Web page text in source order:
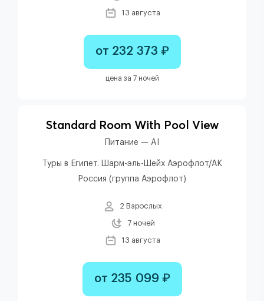
13 августа
от 232 373 ₽
цена за 7 ночей
Standard Room With Pool View
Питание — AI
Туры в Египет. Шарм-эль-Шейх Аэрофлот/АК
Россия (группа Аэрофлот)
2 Взрослых
7 ночей
13 августа
от 235 099 ₽